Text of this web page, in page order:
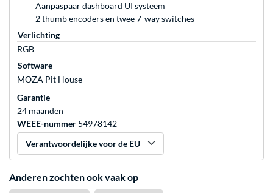
Aanpaspaar dashboard UI systeem
2 thumb encoders en twee 7-way switches
Verlichting
RGB
Software
MOZA Pit House
Garantie
24 maanden
WEEE-nummer 54978142
Verantwoordelijke voor de EU
Anderen zochten ook vaak op